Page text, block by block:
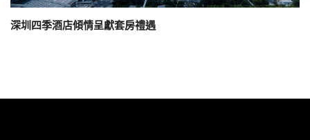
深圳四季酒店傾情呈獻套房禮遇